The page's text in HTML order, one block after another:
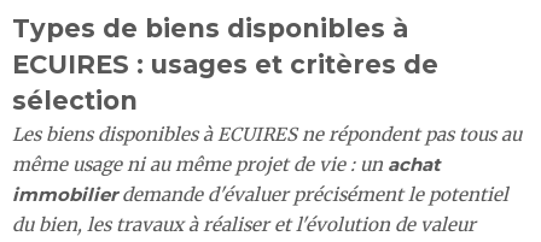
Types de biens disponibles à
ECUIRES : usages et critères de
sélection
Les biens disponibles à ECUIRES ne répondent pas tous au
même usage ni au même projet de vie : un achat
immobilierdemande d'évaluer précisément le potentiel
du bien, les travaux à réaliser et l'évolution de valeur